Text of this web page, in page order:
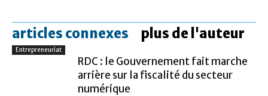
articles connexes plus de l'auteur
Entrepreneuriat
RDC : le Gouvernement fait marche
arrière sur la fiscalité du secteur
numérique